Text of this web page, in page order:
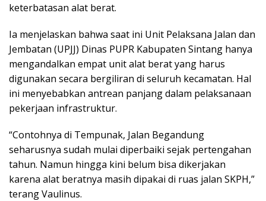
keterbatasan alat berat.
Ia menjelaskan bahwa saat ini Unit Pelaksana Jalan dan
Jembatan (UPJJ) Dinas PUPR Kabupaten Sintang hanya
mengandalkan empat unit alat berat yang harus
digunakan secara bergiliran di seluruh kecamatan. Hal
ini menyebabkan antrean panjang dalam pelaksanaan
pekerjaan infrastruktur.
“Contohnya di Tempunak, Jalan Begandung
seharusnya sudah mulai diperbaiki sejak pertengahan
tahun. Namun hingga kini belum bisa dikerjakan
karena alat beratnya masih dipakai di ruas jalan SKPH,”
terang Vaulinus.